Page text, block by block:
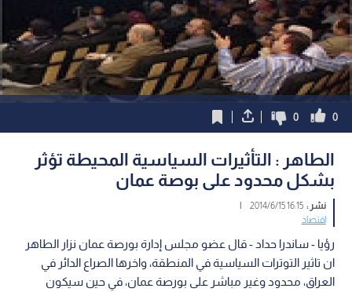
0
0
الطاهر : التأثيرات السياسية المحيطة تؤثر
بشكل محدود على بوصة عمان
نشر :16:15 2014/6/15
|
اقتصاد
رؤيا - ساندرا حداد - قال عضو مجلس إدارة بورصة عمان نزار الطاهر
ان تاثير التوترات السياسية في المنطقة، واخرها الصراع الدائر في
العراق، محدود وغير مباشر على بورصة عمان، في حين سيكون